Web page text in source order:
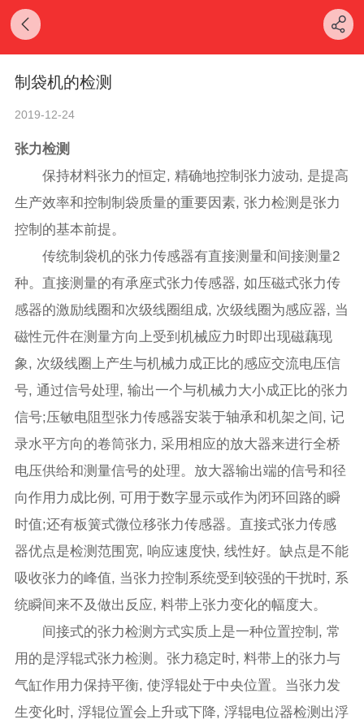
制袋机的检测
2019-12-24
张力检测
保持材料张力的恒定, 精确地控制张力波动, 是提高
生产效率和控制制袋质量的重要因素, 张力检测是张力
控制的基本前提。
传统制袋机的张力传感器有直接测量和间接测量2
种。直接测量的有承座式张力传感器, 如压磁式张力传
感器的激励线圈和次级线圈组成, 次级线圈为感应器, 当
磁性元件在测量方向上受到机械应力时即出现磁藕现
象, 次级线圈上产生与机械力成正比的感应交流电压信
号, 通过信号处理, 输出一个与机械力大小成正比的张力
信号;压敏电阻型张力传感器安装于轴承和机架之间, 记
录水平方向的卷筒张力, 采用相应的放大器来进行全桥
电压供给和测量信号的处理。放大器输出端的信号和径
向作用力成比例, 可用于数字显示或作为闭环回路的瞬
时值;还有板簧式微位移张力传感器。直接式张力传感
器优点是检测范围宽, 响应速度快, 线性好。缺点是不能
吸收张力的峰值, 当张力控制系统受到较强的干扰时, 系
统瞬间来不及做出反应, 料带上张力变化的幅度大。
间接式的张力检测方式实质上是一种位置控制, 常
用的是浮辊式张力检测。张力稳定时, 料带上的张力与
气缸作用力保持平衡, 使浮辊处于中央位置。当张力发
生变化时, 浮辊位置会上升或下降, 浮辊电位器检测出浮